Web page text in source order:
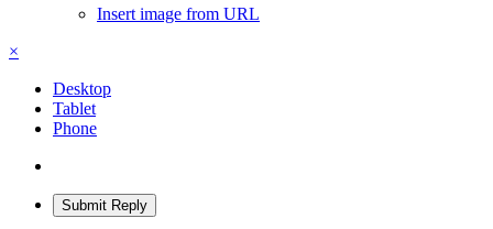
Insert image from URL
×
Desktop
Tablet
Phone
Submit Reply